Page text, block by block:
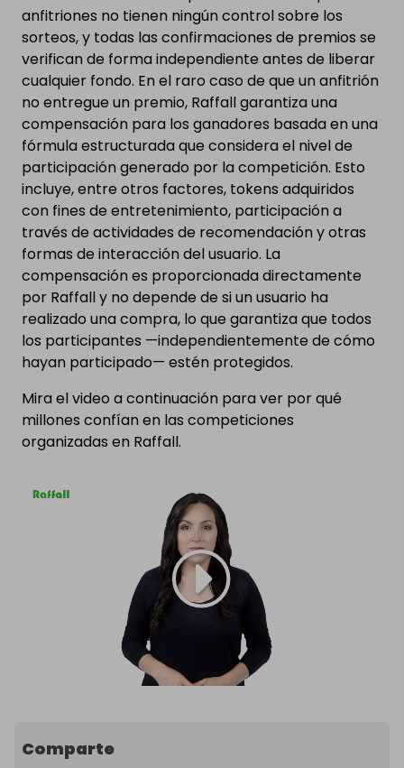
anfitriones no tienen ningún control sobre los
sorteos, y todas las confirmaciones de premios se
verifican de forma independiente antes de liberar
cualquier fondo. En el raro caso de que un anfitrión
no entregue un premio, Raffall garantiza una
compensación para los ganadores basada en una
fórmula estructurada que considera el nivel de
participación generado por la competición. Esto
incluye, entre otros factores, tokens adquiridos
con fines de entretenimiento, participación a
través de actividades de recomendación y otras
formas de interacción del usuario. La
compensación es proporcionada directamente
por Raffall y no depende de si un usuario ha
realizado una compra, lo que garantiza que todos
los participantes —independientemente de cómo
hayan participado— estén protegidos.
Mira el video a continuación para ver por qué
millones confían en las competiciones
organizadas en Raffall.
Comparte